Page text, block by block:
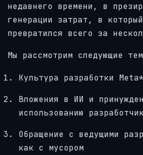
недавнего времени, в
генерации затрат, в
превратился всего за
Мы рассмотрим следующие
Культура разработки
Вложения в ИИ и
использованию
Обращение с ведущими
как с мусором